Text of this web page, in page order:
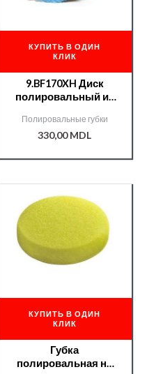
КУПИТЬ В ОДИН
КЛИК
9.BF170XH Диск
полировальный из
RUPES
Полировальные губки
330,00MDL
КУПИТЬ В ОДИН
КЛИК
Губка
полировальная на